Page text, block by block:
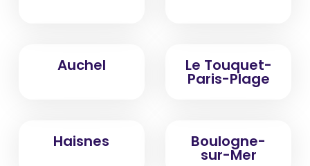
Auchel Le Touquet-
Paris-Plage
Haisnes Boulogne-
sur-Mer